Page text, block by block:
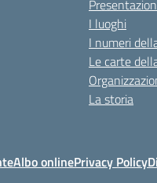
I luoghi
I numeri
Le carte
La storia
Albo onlinePrivacy Policy